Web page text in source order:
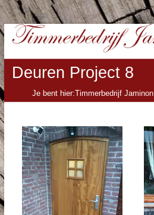
Ga
naar
de
inhoud
Timmerbedrijf
Jaminon
Deuren Project 8
Je bent hier:Timmerbedrijf Jaminon